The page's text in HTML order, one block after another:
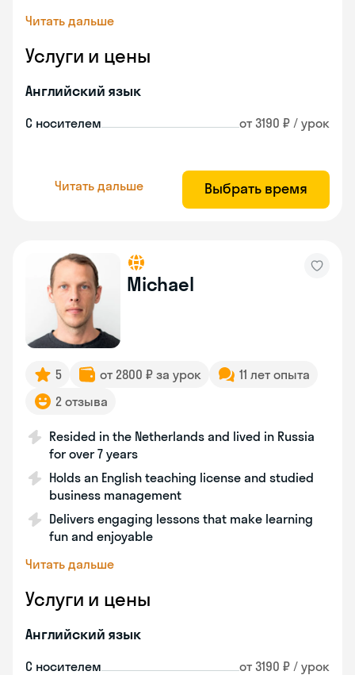
Читать дальше
Услуги и цены
Английский язык
С носителем от 3190 ₽ / урок
Читать дальше Выбрать время
Michael
5 от 2800 ₽ за урок
11 лет опыта
2 отзыва
Resided in the Netherlands and lived in Russia
for over 7 years
Holds an English teaching license and studied
business management
Delivers engaging lessons that make learning
fun and enjoyable
Читать дальше
Услуги и цены
Английский язык
С носителем от 3190 ₽ / урок